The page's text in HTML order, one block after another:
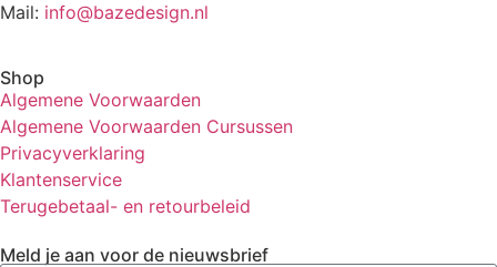
Mail: info@bazedesign.nl
Shop
Algemene Voorwaarden
Algemene Voorwaarden Cursussen
Privacyverklaring
Klantenservice
Terugebetaal- en retourbeleid
Meld je aan voor de nieuwsbrief